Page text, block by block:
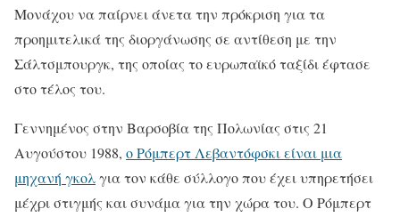
Μονάχου να παίρνει άνετα την πρόκριση για τα
προημιτελικά της διοργάνωσης σε αντίθεση με την
Σάλτσμπουργκ, της οποίας το ευρωπαϊκό ταξίδι έφτασε
στο τέλος του.
Γεννημένος στην Βαρσοβία της Πολωνίας στις 21
Αυγούστου 1988, ο Ρόμπερτ Λεβαντόφσκι είναι μια
μηχανή γκολγια τον κάθε σύλλογο που έχει υπηρετήσει
μέχρι στιγμής και συνάμα για την χώρα του. Ο Ρόμπερτ